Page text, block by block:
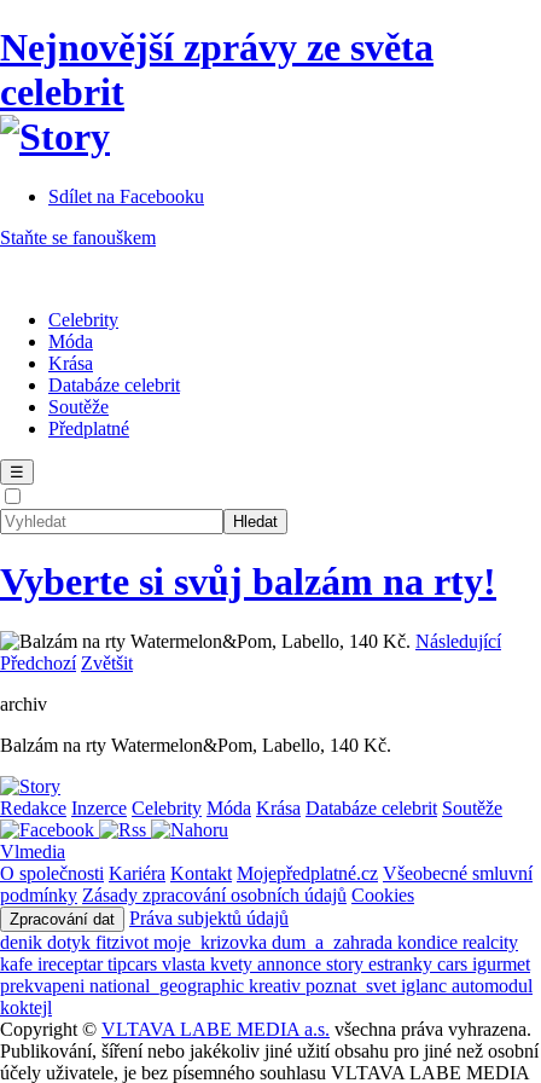
Nejnovější zprávy ze světa
celebrit
Sdílet na Facebooku
Staňte se fanouškem
Celebrity
Móda
Krása
Databáze celebrit
Soutěže
Předplatné
☰
Vyberte si svůj balzám na rty!
Následující
Předchozí Zvětšit
archiv
Balzám na rty Watermelon&Pom, Labello, 140 Kč.
Redakce Inzerce Celebrity Móda Krása Databáze celebrit Soutěže
Vlmedia
O společnosti Kariéra Kontakt Mojepředplatné.cz Všeobecné smluvní
podmínky Zásady zpracování osobních údajů Cookies
Zpracování dat
Práva subjektů údajů
denik dotyk fitzivot moje_krizovka dum_a_zahrada kondice realcity
kafe ireceptartipcars vlasta kvety annonce story estranky cars igurmet
prekvapeni national_geographic kreativ poznat_svet iglanc automodul
koktejl
Copyright © VLTAVA LABE MEDIA a.s. všechna práva vyhrazena.
Publikování, šíření nebo jakékoliv jiné užití obsahu pro jiné než osobní
účely uživatele, je bez písemného souhlasu VLTAVA LABE MEDIA